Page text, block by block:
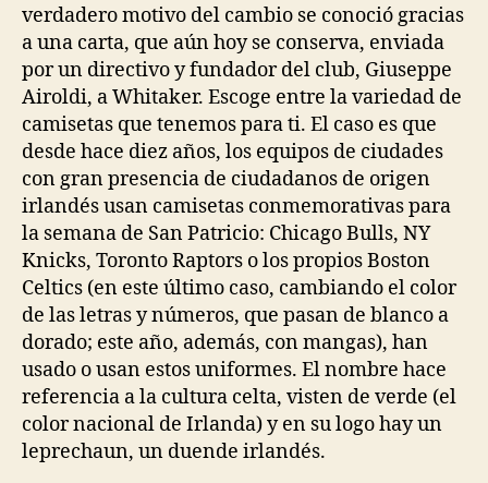
verdadero motivo del cambio se conoció gracias
a una carta, que aún hoy se conserva, enviada
por un directivo y fundador del club, Giuseppe
Airoldi, a Whitaker. Escoge entre la variedad de
camisetas que tenemos para ti. El caso es que
desde hace diez años, los equipos de ciudades
con gran presencia de ciudadanos de origen
irlandés usan camisetas conmemorativas para
la semana de San Patricio: Chicago Bulls, NY
Knicks, Toronto Raptors o los propios Boston
Celtics (en este último caso, cambiando el color
de las letras y números, que pasan de blanco a
dorado; este año, además, con mangas), han
usado o usan estos uniformes. El nombre hace
referencia a la cultura celta, visten de verde (el
color nacional de Irlanda) y en su logo hay un
leprechaun, un duende irlandés.